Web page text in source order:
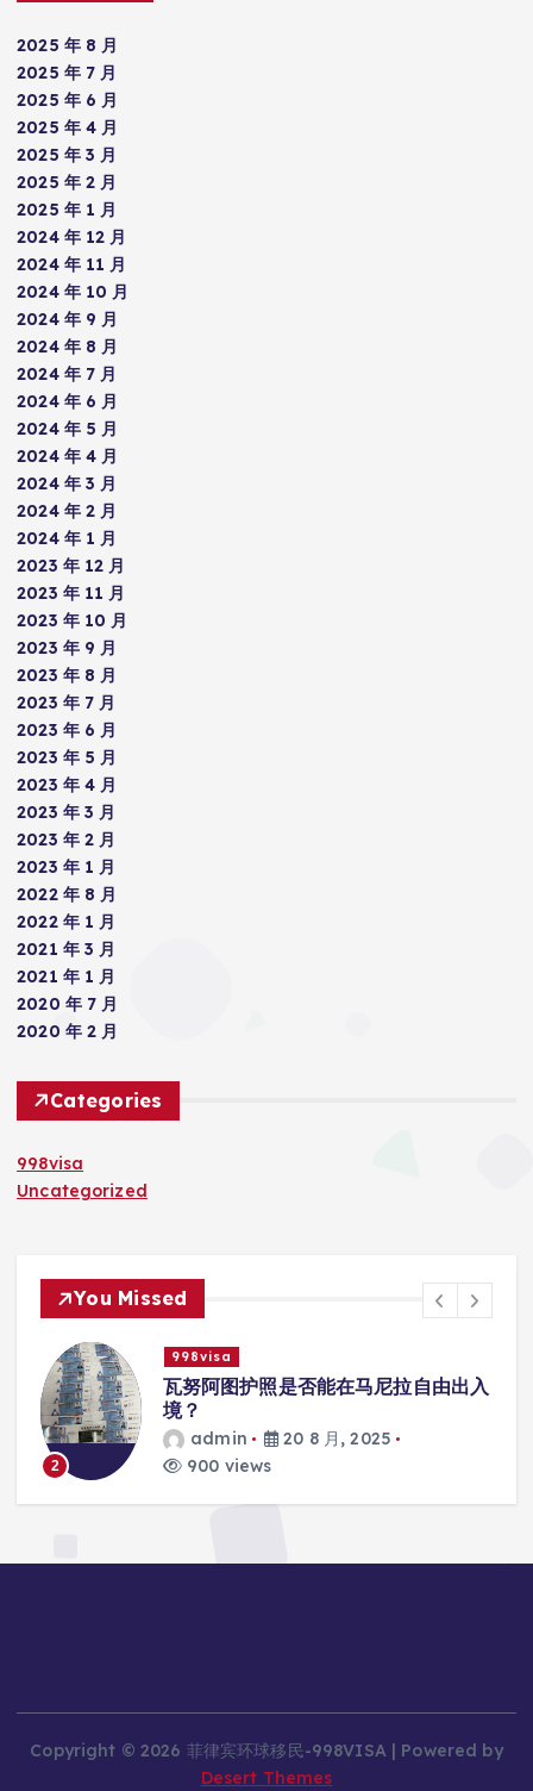
2025 年 8 月
2025 年 7 月
2025 年 6 月
2025 年 4 月
2025 年 3 月
2025 年 2 月
2025 年 1 月
2024 年 12 月
2024 年 11 月
2024 年 10 月
2024 年 9 月
2024 年 8 月
2024 年 7 月
2024 年 6 月
2024 年 5 月
2024 年 4 月
2024 年 3 月
2024 年 2 月
2024 年 1 月
2023 年 12 月
2023 年 11 月
2023 年 10 月
2023 年 9 月
2023 年 8 月
2023 年 7 月
2023 年 6 月
2023 年 5 月
2023 年 4 月
2023 年 3 月
2023 年 2 月
2023 年 1 月
2022 年 8 月
2022 年 1 月
2021 年 3 月
2021 年 1 月
2020 年 7 月
2020 年 2 月
Categories
998visa
Uncategorized
You Missed
3
998visa
瓦努阿图护照是否能在马尼拉使用国际
学校的注册？
admin
20 8 月, 2025
816 views
Copyright © 2026 菲律宾环球移民-998VISA | Powered by
Desert Themes